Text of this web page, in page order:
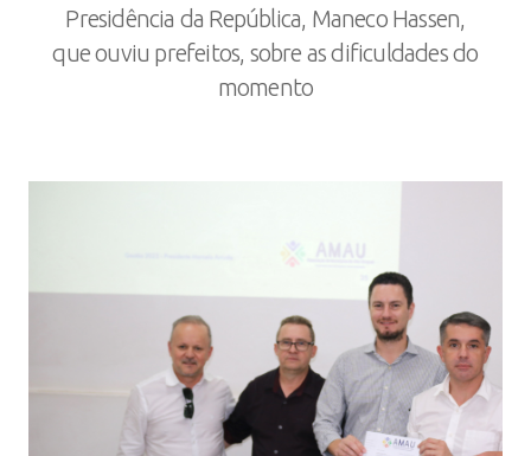
Presidência da República, Maneco Hassen,
que ouviu prefeitos, sobre as dificuldades do
momento